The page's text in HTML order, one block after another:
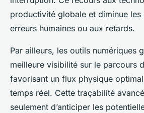
productivité globale et diminue les
erreurs humaines ou aux retards.
Par ailleurs, les outils numériques
meilleure visibilité sur le parcours
favorisant un flux physique
temps réel. Cette traçabilité
seulement d’anticiper les